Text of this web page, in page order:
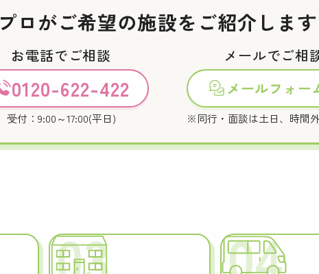
プロがご希望の施設を ご紹介します
お電話でご相談
0120-622-422
受付：9:00～17:00(平日)
メールでご相
メールフォー
※同行・面談は土日、時間
03 04